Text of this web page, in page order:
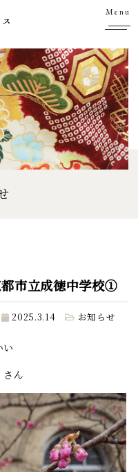
Menu
都市立成徳中学校①
2025.3.14 お知らせ
い
さん